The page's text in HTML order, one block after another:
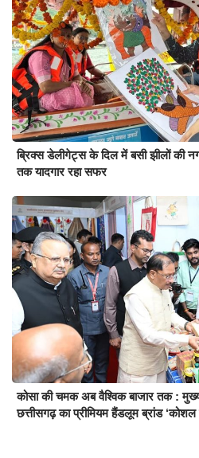
ब्रिक्स डेलीगेट्स के दिल में बसी झीलों की
तक यादगार रहा सफर
कोसा की चमक अब वैश्विक बाजार तक :
छत्तीसगढ़ का प्रीमियम हैंडलूम ब्रांड ‘कोशल